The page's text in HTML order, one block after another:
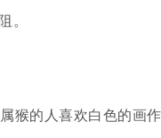
。
猴的人喜欢白色的画作